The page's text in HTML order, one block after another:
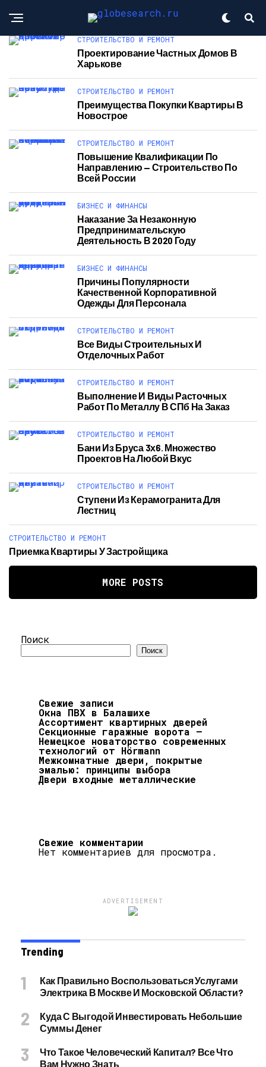
СТРОИТЕЛЬСТВО И РЕМОНТ
Проектирование Частных Домов В
Харькове
СТРОИТЕЛЬСТВО И РЕМОНТ
Преимущества Покупки Квартиры В
Новострое
СТРОИТЕЛЬСТВО И РЕМОНТ
Повышение Квалификации По
Направлению — Строительство По
Всей России
БИЗНЕС И ФИНАНСЫ
Наказание За Незаконную
Предпринимательскую
Деятельность В 2020 Году
БИЗНЕС И ФИНАНСЫ
Причины Популярности
Качественной Корпоративной
Одежды Для Персонала
СТРОИТЕЛЬСТВО И РЕМОНТ
Все Виды Строительных И
Отделочных Работ
СТРОИТЕЛЬСТВО И РЕМОНТ
Выполнение И Виды Расточных
Работ По Металлу В СПб На Заказ
СТРОИТЕЛЬСТВО И РЕМОНТ
Бани Из Бруса 3х6. Множество
Проектов На Любой Вкус
СТРОИТЕЛЬСТВО И РЕМОНТ
Ступени Из Керамогранита Для
Лестниц
СТРОИТЕЛЬСТВО И РЕМОНТ
Приемка Квартиры У Застройщика
MORE POSTS
Поиск
Поиск
Свежие записи
Окна ПВХ в Балашихе
Ассортимент квартирных дверей
Секционные гаражные ворота —
Немецкое новаторство современных
технологий от Hörmann
Межкомнатные двери, покрытые
эмалью: принципы выбора
Двери входные металлические
Свежие комментарии
Нет комментариев для просмотра.
ADVERTISEMENT
Trending
Как Правильно Воспользоваться Услугами
Электрика В Москве И Московской Области?
Куда С Выгодой Инвестировать Небольшие
Суммы Денег
Что Такое Человеческий Капитал? Все Что
Вам Нужно Знать